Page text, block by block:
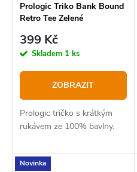
Prologic Triko Bank Bound
Retro Tee Zelené
399 Kč
Skladem 1 ks
ZOBRAZIT
Prologic tričko s krátkým
rukávem ze 100% bavlny.
Novinka